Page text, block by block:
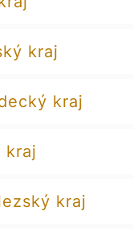
kraj
kraj
kraj
kraj